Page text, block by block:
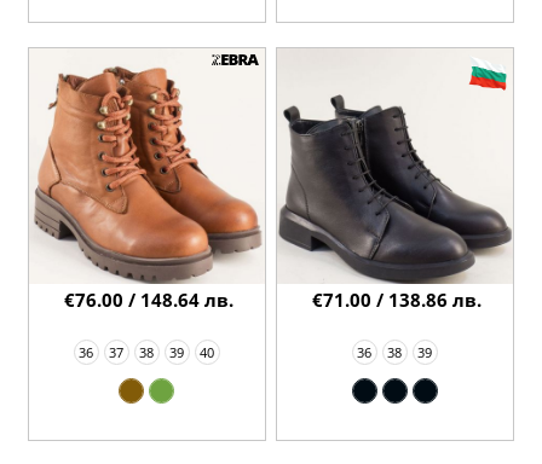
36 37 38 39 40
€76.00 / 148.64 лв.
36 38 39
€71.00 / 138.86 лв.